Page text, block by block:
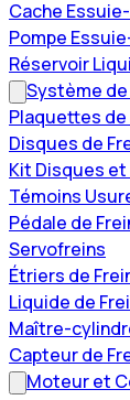
Cache
Pompe
Réservoir
Système
Plaquettes de
Disques de
Kit Disques
Témoins
Pédale de
Servofreins
Étriers de
Liquide de
Maître-
Capteur de
Moteur et